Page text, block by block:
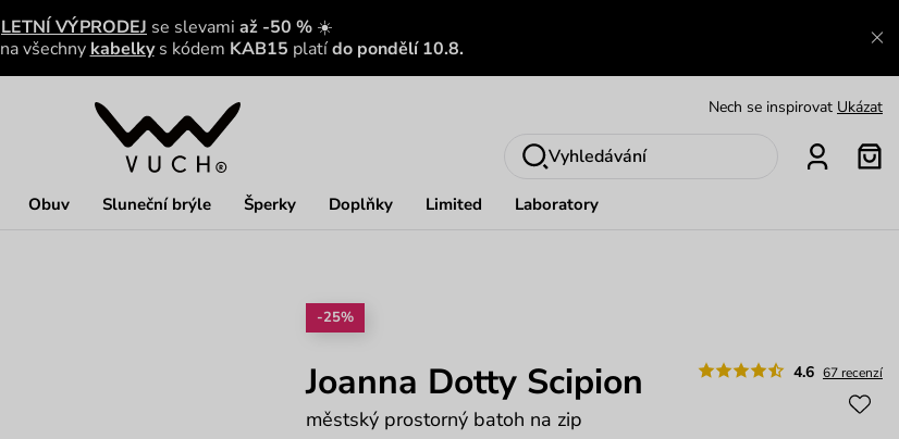
LETNÍ VÝPRODEJ se slevami až -50 % ☀️
na všechny kabelky s kódem KAB15 platído pondělí 10.8.
Obuv Sluneční brýle Šperky Doplňky Limited Laboratory
Nech se inspirovat Ukázat
Vyhledávání
-25%
4.6 67 recenzí
Joanna Dotty Scipion
městský prostorný batoh na zip